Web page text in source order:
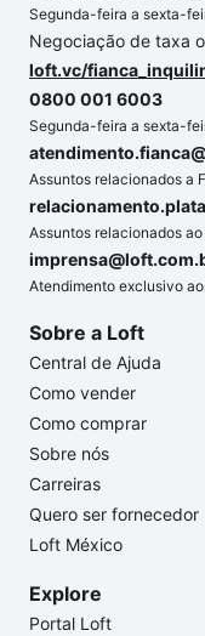
Segunda-feira a sexta-
Negociação de taxa
loft.vc/
0800 001 6003
Segunda-feira a sexta-
Assuntos relacionados a
Assuntos relacionados
Atendimento exclusivo
Sobre a Loft
Central de Ajuda
Como vender
Como comprar
Sobre nós
Carreiras
Quero ser fornecedor
Loft México
Explore
Portal Loft